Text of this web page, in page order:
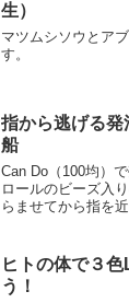
生）
マツムシソウとア
す。
指から逃げる
船
Can Do（100均）
ロールのビーズ入
らませてから指を
が簡便で、またコ
利です!
ヒトの体で３
う！